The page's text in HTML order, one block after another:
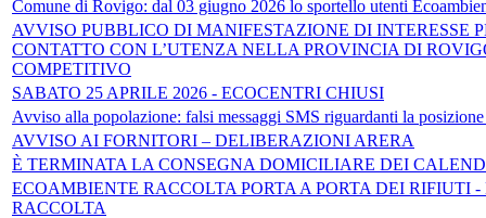
Comune di Rovigo: dal 03 giugno 2026 lo sportello utenti
AVVISO PUBBLICO DI MANIFESTAZIONE DI INTERESSE
CONTATTO CON L’UTENZA NELLA PROVINCIA DI
COMPETITIVO
SABATO 25 APRILE 2026 - ECOCENTRI CHIUSI
Avviso alla popolazione: falsi messaggi SMS riguardanti la
AVVISO AI FORNITORI – DELIBERAZIONI ARERA
È TERMINATA LA CONSEGNA DOMICILIARE DEI
ECOAMBIENTE RACCOLTA PORTA A PORTA DEI
RACCOLTA